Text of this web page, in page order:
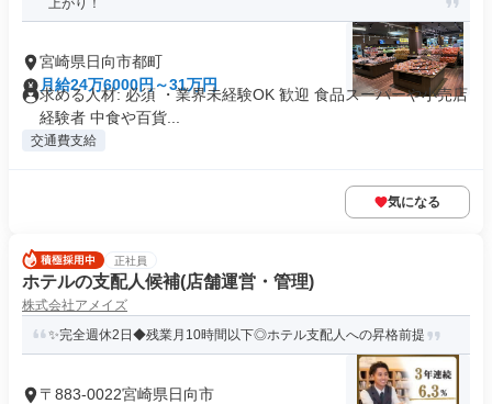
上がり！
宮崎県日向市都町
月給24万6000円～31万円
求める人材: 必須 ・業界未経験OK 歓迎 食品スーパーや小売店
経験者 中食や百貨...
交通費支給
気になる
正社員
ホテルの支配人候補(店舗運営・管理)
株式会社アメイズ
✨完全週休2日◆残業月10時間以下◎ホテル支配人への昇格前提
〒883-0022宮崎県日向市